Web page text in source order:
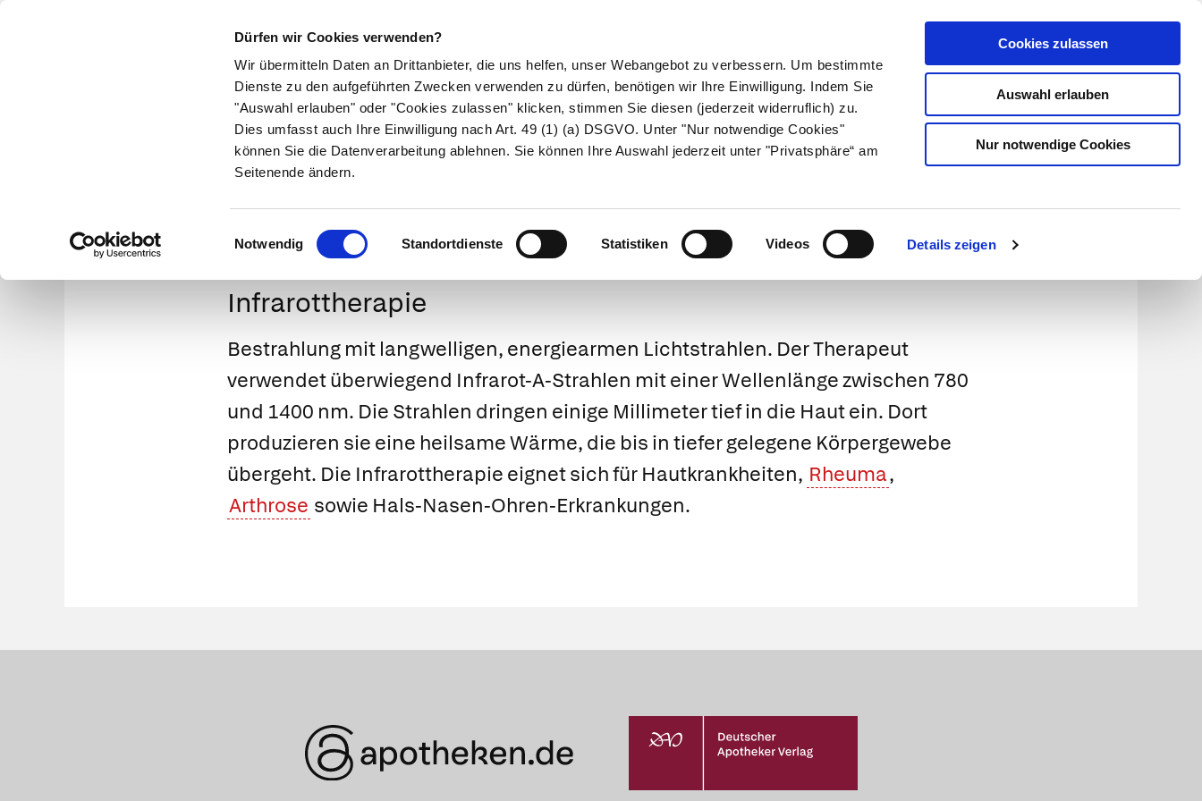
Dürfen wir Cookies verwenden?
Wir übermitteln Daten an Drittanbieter, die uns helfen, unser Webangebot zu verbessern. Um bestimmte
Dienste zu den aufgeführten Zwecken verwenden zu dürfen, benötigen wir Ihre Einwilligung. Indem Sie
"Auswahl erlauben" oder "Cookies zulassen" klicken, stimmen Sie diesen (jederzeit widerruflich) zu.
Dies umfasst auch Ihre Einwilligung nach Art. 49 (1) (a) DSGVO. Unter "Nur notwendige Cookies"
können Sie die Datenverarbeitung ablehnen. Sie können Ihre Auswahl jederzeit unter "Privatsphäre“ am
Seitenende ändern.
Einwilligungsauswahl
Notwendig Standortdienste Statistiken Videos Details zeigen
Cookies zulassen
Auswahl erlauben
Nur notwendige Cookies
Kundenlogin
Suche
Symptome Therapie Medikamente Naturheilkunde Eltern & Kind Gesund leben Über uns
Medizinlexikon
Infrarottherapie
Bestrahlung mit langwelligen, energiearmen Lichtstrahlen. Der Therapeut
verwendet überwiegend Infrarot-A-Strahlen mit einer Wellenlänge zwischen 780
und 1400 nm. Die Strahlen dringen einige Millimeter tief in die Haut ein. Dort
produzieren sie eine heilsame Wärme, die bis in tiefer gelegene Körpergewebe
übergeht. Die Infrarottherapie eignet sich für Hautkrankheiten, Rheuma,
Arthrose sowie Hals-Nasen-Ohren-Erkrankungen.